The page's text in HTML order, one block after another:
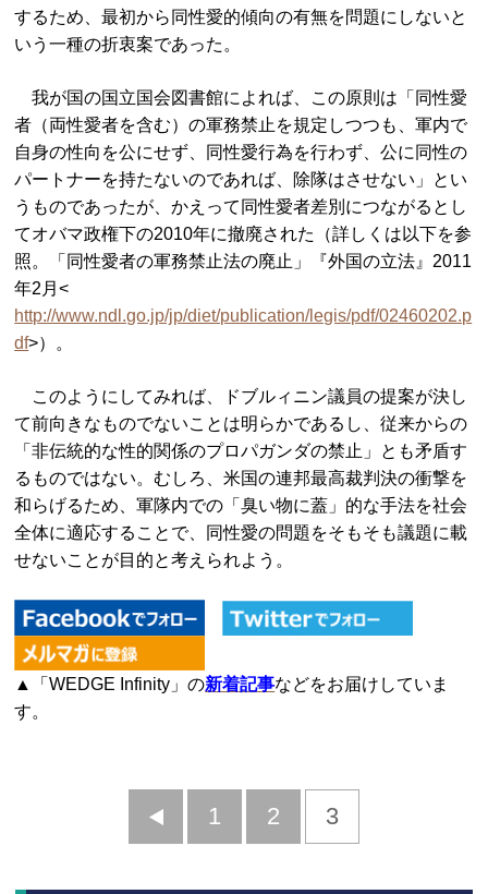
するため、最初から同性愛的傾向の有無を問題にしないと
いう一種の折衷案であった。
我が国の国立国会図書館によれば、この原則は「同性愛
者（両性愛者を含む）の軍務禁止を規定しつつも、軍内で
自身の性向を公にせず、同性愛行為を行わず、公に同性の
パートナーを持たないのであれば、除隊はさせない」とい
うものであったが、かえって同性愛者差別につながるとし
てオバマ政権下の2010年に撤廃された（詳しくは以下を参
照。「同性愛者の軍務禁止法の廃止」『外国の立法』2011
年2月<
http://www.ndl.go.jp/jp/diet/publication/legis/pdf/02460202.p
df>）。
このようにしてみれば、ドブルィニン議員の提案が決し
て前向きなものでないことは明らかであるし、従来からの
「非伝統的な性的関係のプロパガンダの禁止」とも矛盾す
るものではない。むしろ、米国の連邦最高裁判決の衝撃を
和らげるため、軍隊内での「臭い物に蓋」的な手法を社会
全体に適応することで、同性愛の問題をそもそも議題に載
せないことが目的と考えられよう。
▲「WEDGE Infinity」の新着記事などをお届けしていま
す。
前
1 2 3